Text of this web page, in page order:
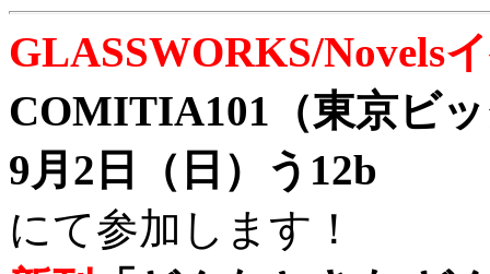
GLASSWORKS/Novels
COMITIA101（東京ビ
9月2日（日）う12b
にて参加します！